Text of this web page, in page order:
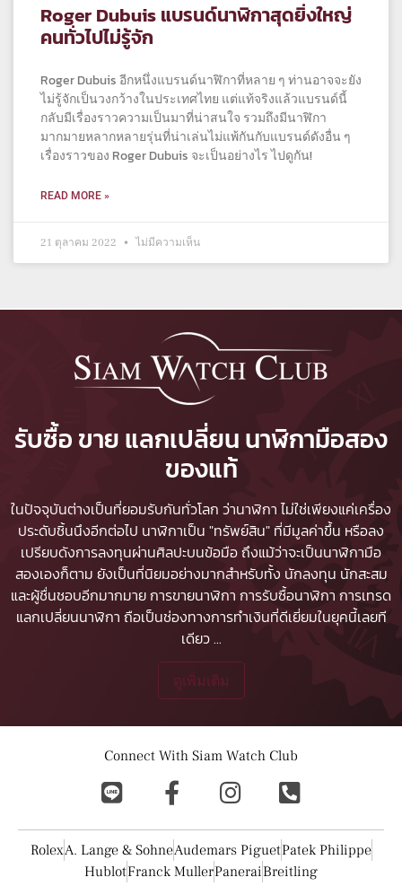
Roger Dubuis แบรนด์นาฬิกาสุดยิ่งใหญ่
คนทั่วไปไม่รู้จัก
Roger Dubuis อีกหนึ่งแบรนด์นาฬิกาที่หลาย ๆ ท่านอาจจะยัง
ไม่รู้จักเป็นวงกว้างในประเทศไทย แต่แท้จริงแล้วแบรนด์นี้
กลับมีเรื่องราวความเป็นมาที่น่าสนใจ รวมถึงมีนาฬิกา
มากมายหลากหลายรุ่นที่น่าเล่นไม่แพ้กันกับแบรนด์ดังอื่น ๆ
เรื่องราวของ Roger Dubuis จะเป็นอย่างไร ไปดูกัน!
READ MORE »
21 ตุลาคม 2022 ไม่มีความเห็น
รับซื้อ ขาย แลกเปลี่ยน นาฬิกามือสอง
ของแท้
ในปัจจุบันต่างเป็นที่ยอมรับกันทั่วโลก ว่านาฬิกา ไม่ใช่เพียงแค่เครื่อง
ประดับชิ้นนึงอีกต่อไป นาฬิกาเป็น "ทรัพย์สิน" ที่มีมูลค่าขึ้น หรือลง
เปรียบดังการลงทุนผ่านศิลปะบนข้อมือ ถึงแม้ว่าจะเป็นนาฬิกามือ
สองเองก็ตาม ยังเป็นที่นิยมอย่างมากสำหรับทั้ง นักลงทุน นักสะสม
และผู้ชื่นชอบอีกมากมายการขายนาฬิกา การรับซื้อนาฬิกา การเทรด
แลกเปลี่ยนนาฬิกา ถือเป็นช่องทางการทำเงินที่ดีเยี่ยมในยุคนี้เลยที
เดียว...
ดูเพิ่มเติม
Connect With Siam Watch Club
RolexA. Lange & SohneAudemars PiguetPatek Philippe
HublotFranck MullerPaneraiBreitling